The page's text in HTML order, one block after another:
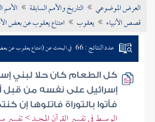
تراجم الأعلام
العرض الموضوعي التاريخ والأمم السابقة الأمم
قصص الأنبياء
يعقوب امتناع يعقوب عن بعض
عدد النتائج : 66 في البحث عن (امتناع يعقوب عن
كل الطعام كان حلا لبني
إسرائيل على نفسه من قبل
فأتوا بالتوراة فاتلوها إن